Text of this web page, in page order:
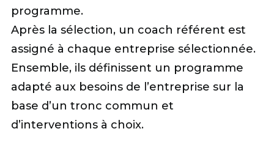
programme.
Après la sélection, un coach référent est
assigné à chaque entreprise sélectionnée.
Ensemble, ils définissent un programme
adapté aux besoins de l’entreprise sur la
base d’un tronc commun et
d’interventions à choix.